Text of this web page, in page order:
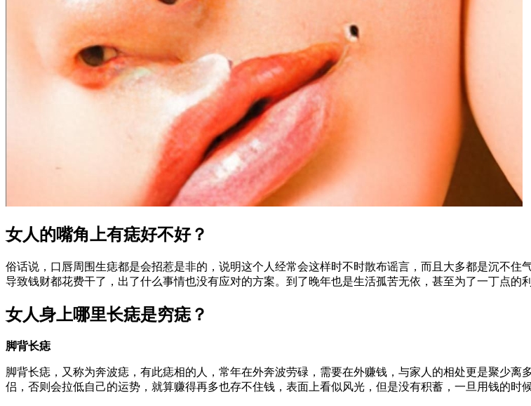
女人的嘴角上有痣好不好？
俗话说，口唇周围生痣都是会招惹是非的，说明这个人经常会这样时不时散布谣言，而且大多都是沉不
导致钱财都花费干了，出了什么事情也没有应对的方案。到了晚年也是生活孤苦无依，甚至为了一丁点的
女人身上哪里长痣是穷痣？
脚背长痣
脚背长痣，又称为奔波痣，有此痣相的人，常年在外奔波劳碌，需要在外赚钱，与家人的相处更是聚少
侣，否则会拉低自己的运势，就算赚得再多也存不住钱，表面上看似风光，但是没有积蓄，一旦用钱的时